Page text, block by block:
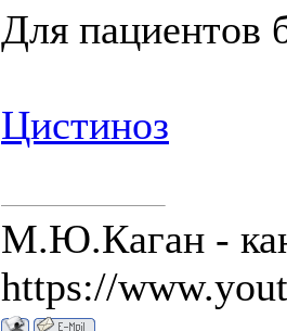
Для пациентов
Цистиноз
М.Ю.Каган -
https://